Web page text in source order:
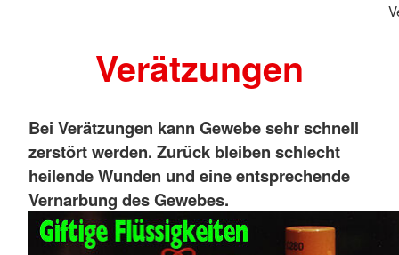
Verätzungen
Bei Verätzungen kann Gewebe sehr schnell
zerstört werden. Zurück bleiben schlecht
heilende Wunden und eine entsprechende
Vernarbung des Gewebes.